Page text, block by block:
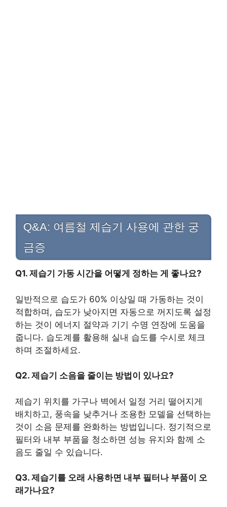
Q&A: 여름철 제습기 사용에 관한 궁
금증
Q1. 제습기 가동 시간을 어떻게 정하는 게 좋나요?
일반적으로 습도가 60% 이상일 때 가동하는 것이
적합하며, 습도가 낮아지면 자동으로 꺼지도록 설정
하는 것이 에너지 절약과 기기 수명 연장에 도움을
줍니다. 습도계를 활용해 실내 습도를 수시로 체크
하며 조절하세요.
Q2. 제습기 소음을 줄이는 방법이 있나요?
제습기 위치를 가구나 벽에서 일정 거리 떨어지게
배치하고, 풍속을 낮추거나 조용한 모델을 선택하는
것이 소음 문제를 완화하는 방법입니다. 정기적으로
필터와 내부 부품을 청소하면 성능 유지와 함께 소
음도 줄일 수 있습니다.
Q3. 제습기를 오래 사용하면 내부 필터나 부품이 오
래가나요?